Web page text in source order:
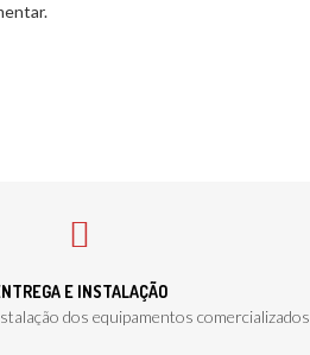
E INSTALAÇÃO
dos equipamentos comercializados